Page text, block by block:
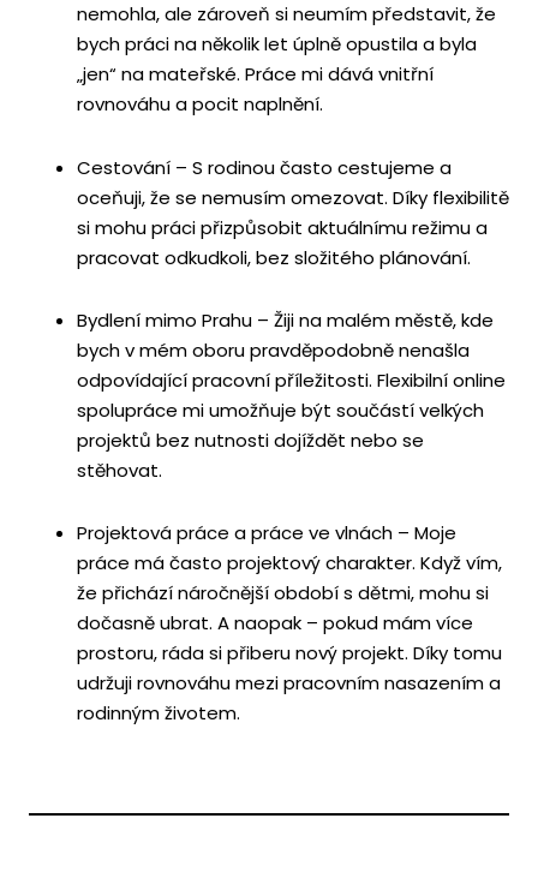
nemohla, ale zároveň si neumím představit, že
bych práci na několik let úplně opustila a byla
„jen“ na mateřské. Práce mi dává vnitřní
rovnováhu a pocit naplnění.
Cestování – S rodinou často cestujeme a
oceňuji, že se nemusím omezovat. Díky flexibilitě
si mohu práci přizpůsobit aktuálnímu režimu a
pracovat odkudkoli, bez složitého plánování.
Bydlení mimo Prahu – Žiji na malém městě, kde
bych v mém oboru pravděpodobně nenašla
odpovídající pracovní příležitosti. Flexibilní online
spolupráce mi umožňuje být součástí velkých
projektů bez nutnosti dojíždět nebo se
stěhovat.
Projektová práce a práce ve vlnách – Moje
práce má často projektový charakter. Když vím,
že přichází náročnější období s dětmi, mohu si
dočasně ubrat. A naopak – pokud mám více
prostoru, ráda si přiberu nový projekt. Díky tomu
udržuji rovnováhu mezi pracovním nasazením a
rodinným životem.